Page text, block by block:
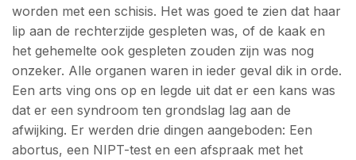
worden met een schisis. Het was goed te zien dat haar
lip aan de rechterzijde gespleten was, of de kaak en
het gehemelte ook gespleten zouden zijn was nog
onzeker. Alle organen waren in ieder geval dik in orde.
Een arts ving ons op en legde uit dat er een kans was
dat er een syndroom ten grondslag lag aan de
afwijking. Er werden drie dingen aangeboden: Een
abortus, een NIPT-test en een afspraak met het